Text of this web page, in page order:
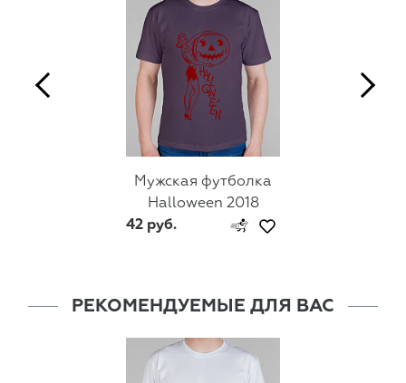
Мужская футболка
Halloween 2018
42 руб.
РЕКОМЕНДУЕМЫЕ ДЛЯ ВАС